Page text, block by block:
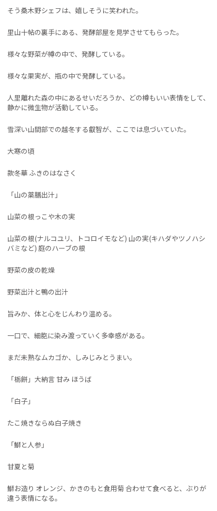
そう桑木野シェフは、嬉しそうに笑われた。
里山十帖の裏手にある、発酵部屋を見学させてもらった。
様々な野菜が樽の中で、発酵している。
様々な果実が、瓶の中で発酵している。
人里離れた森の中にあるせいだろうか、どの樽もいい表情をして、
静かに微生物が活動している。
雪深い山間部での越冬する叡智が、ここでは息づいていた。
大寒の頃
款冬華 ふきのはなさく
「山の薬膳出汁」
山菜の根っこや木の実
山菜の根(ナルコユリ、トコロイモなど) 山の実(キハダやツノハシ
バミなど) 庭のハーブの根
野菜の皮の乾燥
野菜出汁と鴨の出汁
旨みか、体と心をじんわり温める。
一口で、細胞に染み渡っていく多幸感がある。
まだ未熟なムカゴか、しみじみとうまい。
「栃餅」大納言 甘み ほうば
「白子」
たこ焼きならぬ白子焼き
「鰤と人参」
甘夏と菊
鰤お造り オレンジ、かきのもと食用菊 合わせて食べると、ぶりが
違う表情になる。